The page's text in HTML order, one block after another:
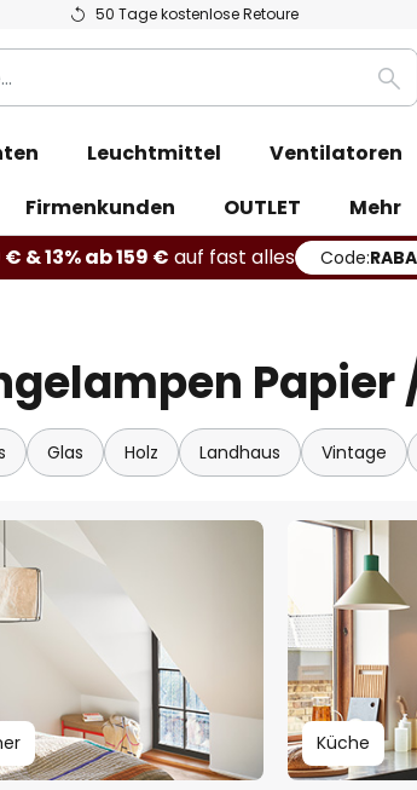
50 Tage kostenlose Retoure
Leuchtmittel Ventilatoren
Firmenkunden
OUTLET
Mehr
€ & 13% ab 159 € auf fast alles Code:
Papier
Glas Holz Landhaus Vintage
Küche